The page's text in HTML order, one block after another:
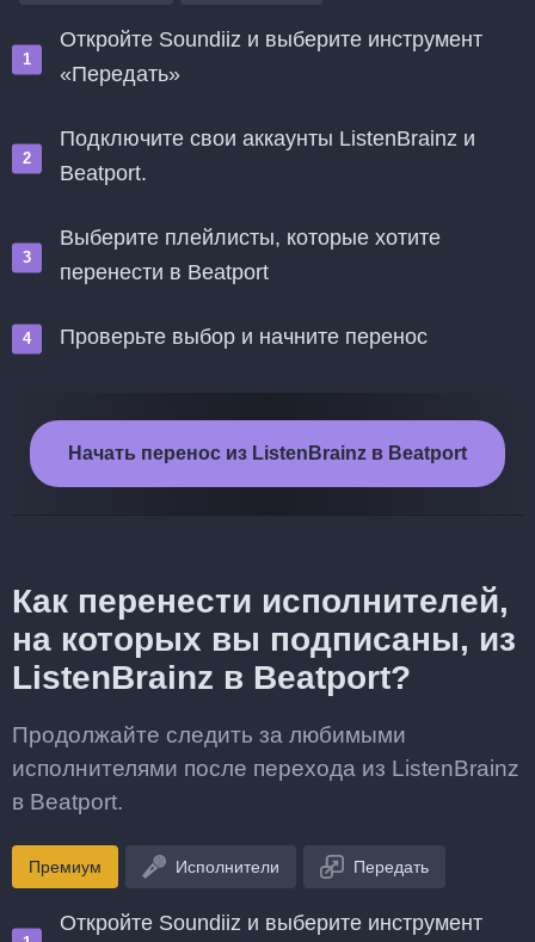
Откройте Soundiiz и выберите инструмент
«Передать»
Подключите свои аккаунты ListenBrainz и
Beatport.
Выберите плейлисты, которые хотите
перенести в Beatport
Проверьте выбор и начните перенос
Начать перенос из ListenBrainz в Beatport
Как перенести исполнителей,
на которых вы подписаны, из
ListenBrainz в Beatport?
Продолжайте следить за любимыми
исполнителями после перехода из ListenBrainz
в Beatport.
Премиум Исполнители Передать
Откройте Soundiiz и выберите инструмент